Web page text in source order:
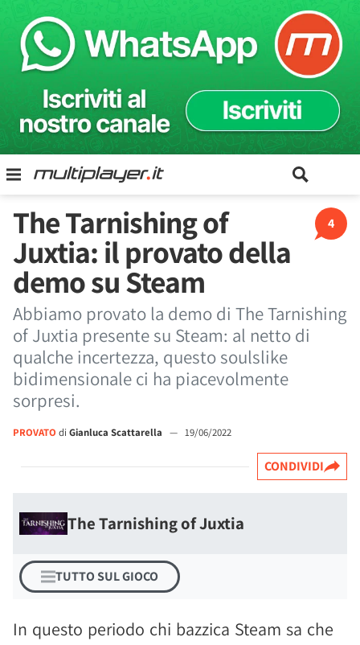
4
The Tarnishing of
Juxtia: il provato della
demo su Steam
Abbiamo provato la demo di The Tarnishing
of Juxtia presente su Steam: al netto di
qualche incertezza, questo soulslike
bidimensionale ci ha piacevolmente
sorpresi.
PROVATO di Gianluca Scattarella — 19/06/2022
CONDIVIDI
The Tarnishing of Juxtia
TUTTO SUL GIOCO
In questo periodo chi bazzica Steam sa che